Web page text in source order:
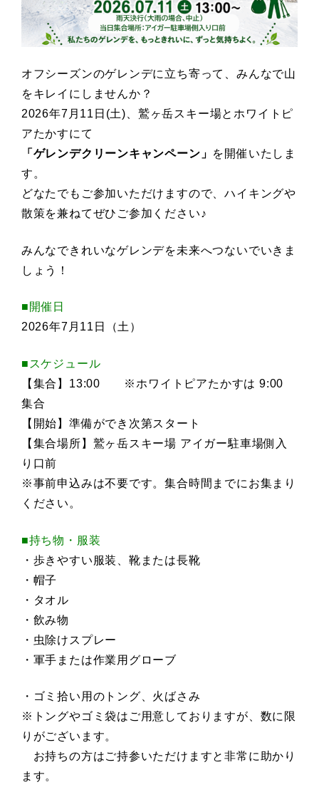
オフシーズンのゲレンデに立ち寄って、みんなで山
をキレイにしませんか？
2026年7月11日(土)、鷲ヶ岳スキー場とホワイトピ
アたかすにて
「ゲレンデクリーンキャンペーン」 を開催いたしま
す。
どなたでもご参加いただけますので、ハイキングや
散策を兼ねてぜひご参加ください♪
みんなできれいなゲレンデを未来へつないでいきま
しょう！
■開催日
2026年7月11日（土）
■スケジュール
【集合】13:00 ※ホワイトピアたかすは 9:00
集合
【開始】準備ができ次第スタート
【集合場所】鷲ヶ岳スキー場 アイガー駐車場側入
り口前
※事前申込みは不要です。集合時間までにお集まり
ください。
■持ち物・服装
・歩きやすい服装、靴または長靴
・帽子
・タオル
・飲み物
・虫除けスプレー
・軍手または作業用グローブ
・ゴミ拾い用のトング、火ばさみ
※トングやゴミ袋はご用意しておりますが、数に限
りがございます。
お持ちの方はご持参いただけますと非常に助かり
ます。